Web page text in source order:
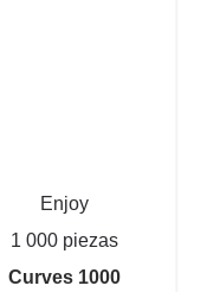
Enjoy
1 000 piezas
Curves 1000